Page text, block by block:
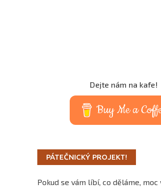
Dejte nám na kafe!
Buy Me a
PÁTEČNICKÝ PROJEKT!
Pokud se vám líbí, co děláme,